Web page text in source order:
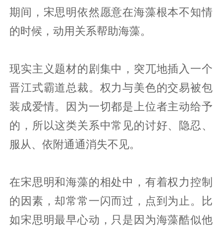
期间，宋思明依然愿意在海藻根本不知情
的时候，动用关系帮助海藻。
现实主义题材的剧集中，突兀地插入一个
晋江式霸道总裁。权力与美色的交易被包
装成爱情。因为一切都是上位者主动给予
的，所以这类关系中常见的讨好、隐忍、
服从、依附通通消失不见。
在宋思明和海藻的相处中，有着权力控制
的因素，却常常一闪而过，点到为止。比
如宋思明最早心动，只是因为海藻酷似他